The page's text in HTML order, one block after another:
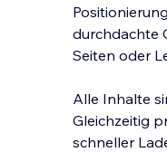
durchdachte
Seiten oder
Alle Inhalte
Gleichzeitig
schneller